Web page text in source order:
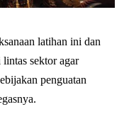
latihan ini dan
sektor agar
penguatan